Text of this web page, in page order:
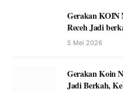
Gerakan KOIN
Receh Jadi
5 Mei 2026
Gerakan Koin
Jadi Berkah,